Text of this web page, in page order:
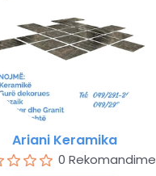
Ariani Keramika
0 Rekomandime